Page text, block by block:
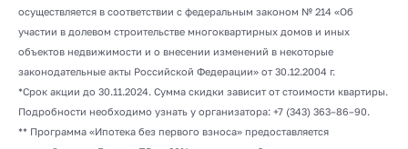
осуществляется в соответствии с федеральным законом № 214 «Об
участии в долевом строительстве многоквартирных домов и иных
объектов недвижимости и о внесении изменений в некоторые
законодательные акты Российской Федерации» от 30.12.2004 г.
*Срок акции до 30.11.2024. Сумма скидки зависит от стоимости квартиры.
Подробности необходимо узнать у организатора: +7 (343) 363–86–90.
** Программа «Ипотека без первого взноса» предоставляется